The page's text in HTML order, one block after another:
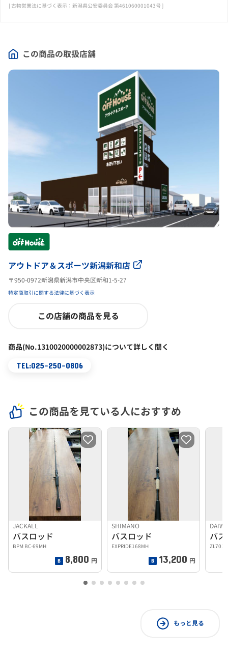
この商品の取扱店舗
アウトドア＆スポーツ新潟新和店
〒950-0972新潟県新潟市中央区新和1-5-27
特定商取引に関する法律に基づく表示
この店舗の商品を見る
商品(No.1310020000002873)について詳しく聞く
TEL:025-250-0806
[ 古物営業法に基づく表示：新潟県公安委員会 第461060001043号 ]
この商品を見ている人におすすめ
JACKALL
バスロッド
BPM BC-69MH
8,800 円
SHIMANO
バスロッド
EXPRIDE168MH
13,200 円
バ
もっと見る